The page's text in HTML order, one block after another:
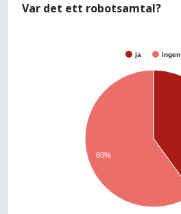
Var det ett robotsamtal?
ja ingen
60%